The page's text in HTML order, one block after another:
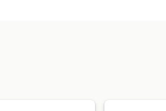
ボリュームディスカウン